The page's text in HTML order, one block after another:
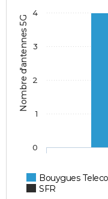
Nombre d'antennes 5G
Bouygues
SFR
0
1
2
3
4